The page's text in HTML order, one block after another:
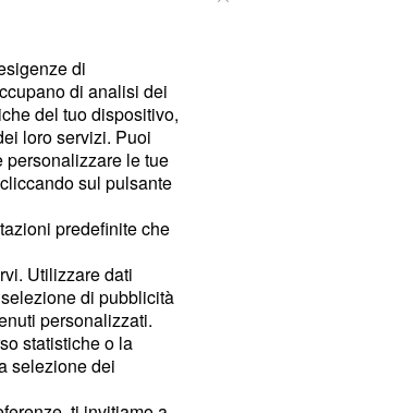
di
di analisi dei
del tuo dispositivo,
loro servizi. Puoi
personalizzare le tue
sul pulsante
predefinite che
Utilizzare dati
di pubblicità
personalizzati.
statistiche o la
selezione dei